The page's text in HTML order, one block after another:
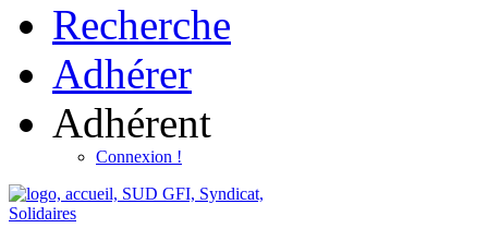
Recherche
Adhérer
Adhérent
Connexion !